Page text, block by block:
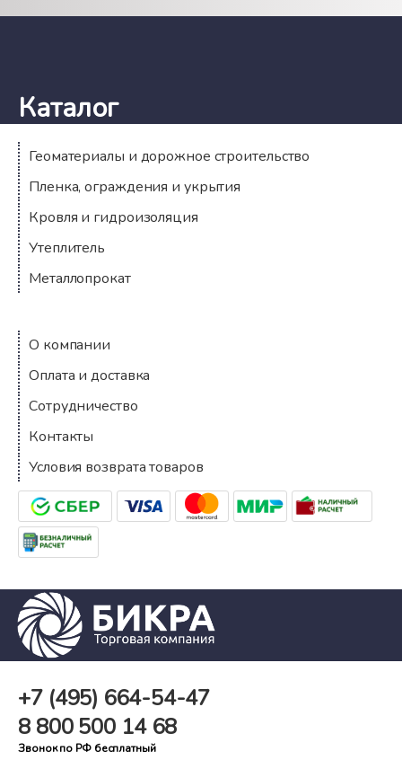
Каталог
Геоматериалы и дорожное строительство
Пленка, ограждения и укрытия
Кровля и гидроизоляция
Утеплитель
Металлопрокат
Компания
О компании
Оплата и доставка
Сотрудничество
Контакты
Условия возврата товаров
+7 (495) 664-54-47
8 800500 14 68
Звонок по РФ бесплатный